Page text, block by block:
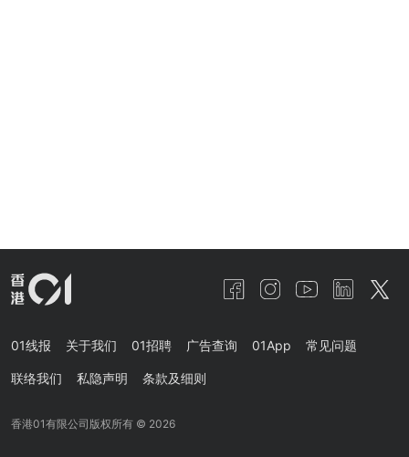
01线报 关于我们 01招聘 广告查询 01App 常见问题
联络我们 私隐声明 条款及细则
香港01有限公司版权所有 © 2026